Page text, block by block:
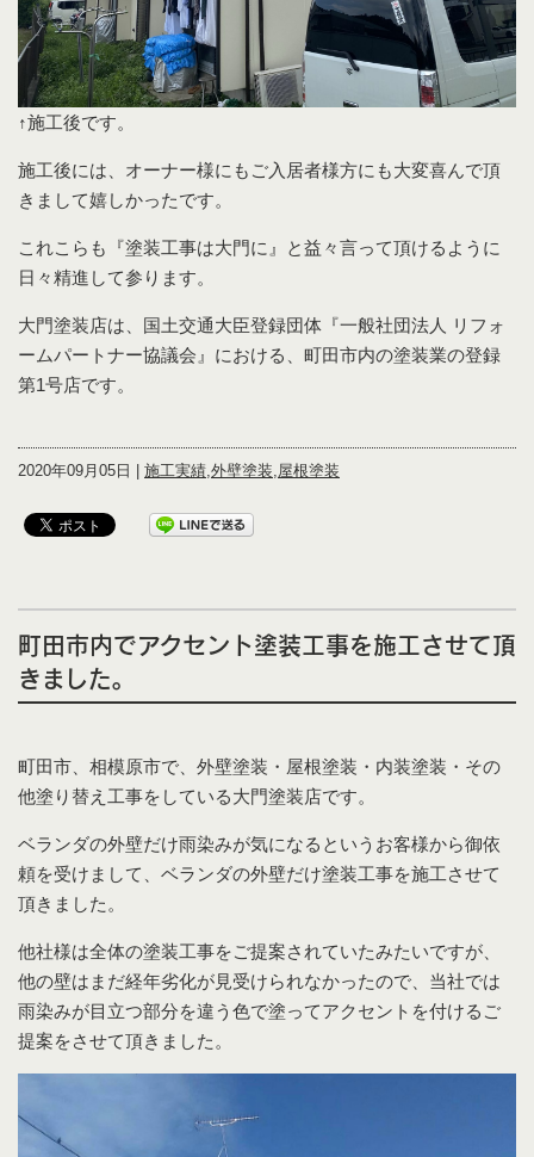
↑施工後です。
施工後には、オーナー様にもご入居者様方にも大変喜んで頂
きまして嬉しかったです。
これこらも『塗装工事は大門に』と益々言って頂けるように
日々精進して参ります。
大門塗装店は、国土交通大臣登録団体『一般社団法人 リフォ
ームパートナー協議会』における、町田市内の塗装業の登録
第1号店です。
2020年09月05日 | 施工実績,外壁塗装,屋根塗装
町田市内でアクセント塗装工事を施工させて頂
きました。
町田市、相模原市で、外壁塗装・屋根塗装・内装塗装・その
他塗り替え工事をしている大門塗装店です。
ベランダの外壁だけ雨染みが気になるというお客様から御依
頼を受けまして、ベランダの外壁だけ塗装工事を施工させて
頂きました。
他社様は全体の塗装工事をご提案されていたみたいですが、
他の壁はまだ経年劣化が見受けられなかったので、当社では
雨染みが目立つ部分を違う色で塗ってアクセントを付けるご
提案をさせて頂きました。